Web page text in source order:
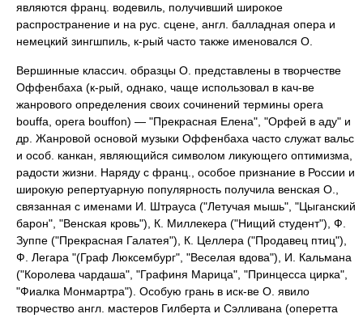
являются франц. водевиль, получивший широкое
распространение и на рус. сцене, англ. балладная опера и
немецкий зингшпиль, к-рый часто также именовался О.
Вершинные классич. образцы О. представлены в творчестве
Оффенбаха (к-рый, однако, чаще использовал в кач-ве
жанрового определения своих сочинений термины opera
bouffa, opera bouffon) — "Прекрасная Елена", "Орфей в аду" и
др. Жанровой основой музыки Оффенбаха часто служат вальс
и особ. канкан, являющийся символом ликующего оптимизма,
радости жизни. Наряду с франц., особое признание в России и
широкую репертуарную популярность получила венская О.,
связанная с именами И. Штрауса ("Летучая мышь", "Цыганский
барон", "Венская кровь"), К. Миллекера ("Нищий студент"), Ф.
Зуппе ("Прекрасная Галатея"), К. Целлера ("Продавец птиц"),
Ф. Легара "(Граф Люксембург", "Веселая вдова"), И. Кальмана
("Королева чардаша", "Графиня Марица", "Принцесса цирка",
"Фиалка Монмартра"). Особую грань в иск-ве О. явило
творчество англ. мастеров Гилберта и Сэлливана (оперетта